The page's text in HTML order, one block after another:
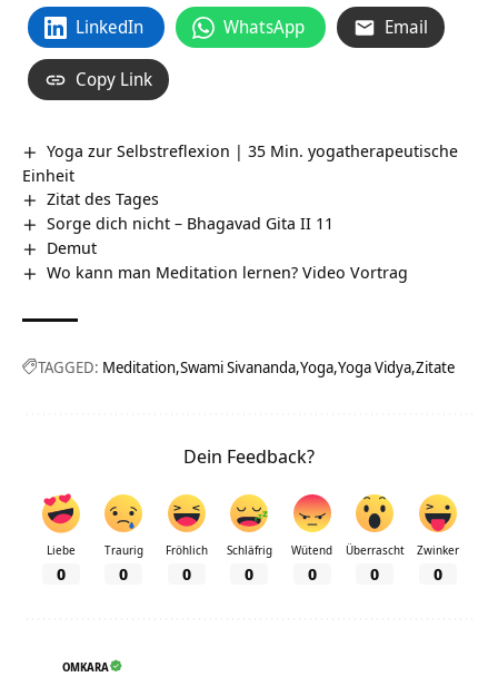
LinkedIn WhatsApp Email
Copy Link
Yoga zur Selbstreflexion | 35 Min. yogatherapeutische
Einheit
Zitat des Tages
Sorge dich nicht – Bhagavad Gita II 11
Demut
Wo kann man Meditation lernen? Video Vortrag
TAGGED: Meditation Swami Sivananda Yoga Yoga Vidya Zitate
Dein Feedback?
Liebe
0
Traurig
0
Fröhlich
0
Schläfrig
0
Wütend
0
Überrascht
0
Zwinker
0
OMKARA